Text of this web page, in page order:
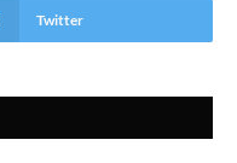
Twitter